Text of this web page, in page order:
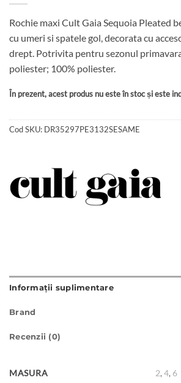
Rochie maxi Cult Gaia Sequoia Pleated
cu umeri si spatele gol, decorata cu
drept. Potrivita pentru sezonul
poliester; 100% poliester.
În prezent, acest produs nu este în stoc și este
Cod SKU: DR35297PE3132SESAME
Informații suplimentare
Brand
Recenzii (0)
MASURA 2,4, 6